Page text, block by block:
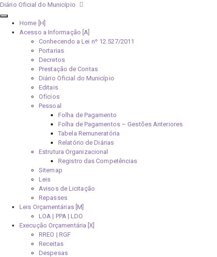
Diário Oficial do Município
Home [H]
Acesso a Informação [A]
Conhecendo a Lei nº 12.527/2011
Portarias
Decretos
Prestação de Contas
Diário Oficial do Município
Editais
Ofícios
Pessoal
Folha de Pagamento
Folha de Pagamentos – Gestões Anteriores
Tabela Remuneratória
Relatório de Diárias
Estrutura Organizacional
Registro das Competências
Sitemap
Leis
Avisos de Licitação
Repasses
Leis Orçamentárias [M]
LOA | PPA | LDO
Execução Orçamentária [X]
RREO | RGF
Receitas
Despesas